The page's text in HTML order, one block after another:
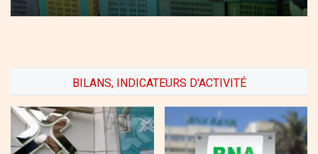
BILANS, INDICATEURS D'ACTIVITÉ